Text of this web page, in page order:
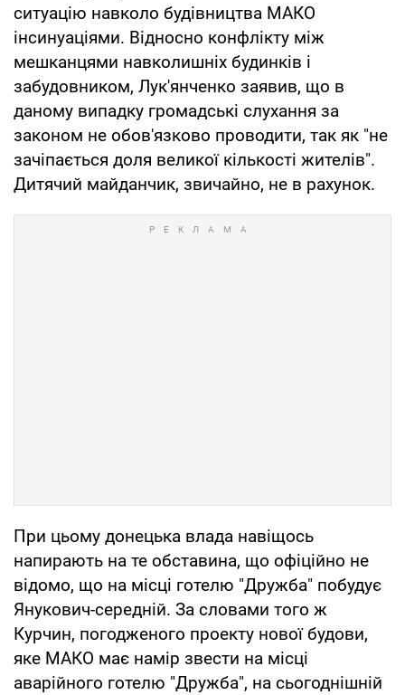
ситуацію навколо будівництва МАКО
інсинуаціями. Відносно конфлікту між
мешканцями навколишніх будинків і
забудовником, Лук'янченко заявив, що в
даному випадку громадські слухання за
законом не обов'язково проводити, так як "не
зачіпається доля великої кількості жителів".
Дитячий майданчик, звичайно, не в рахунок.
При цьому донецька влада навіщось
напирають на те обставина, що офіційно не
відомо, що на місці готелю "Дружба" побудує
Янукович-середній. За словами того ж
Курчин, погодженого проекту нової будови,
яке МАКО має намір звести на місці
аварійного готелю "Дружба", на сьогоднішній